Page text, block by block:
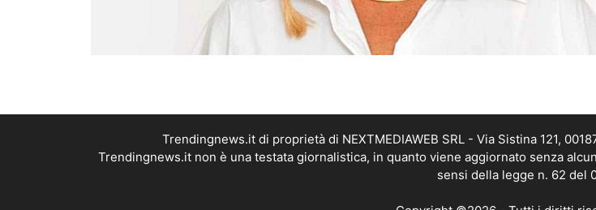
Trendingnews.it di proprietà di NEXTMEDIAWEB SRL - Via Sistina 121,
Trendingnews.it non è una testata giornalistica, in quanto viene aggiornato senza
sensi della legge n. 62 del